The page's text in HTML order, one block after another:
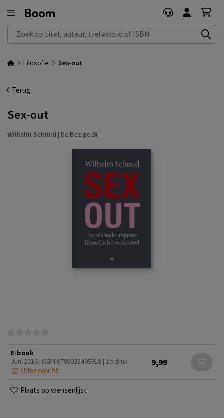
Zoek op titel, auteur, trefwoord of ISBN
Filosofie Sex-out
Terug
Sex-out
Wilhelm Schmid | De Bezige Bij
E-book
Juni 2016 | ISBN 9789023495918 | 1e druk
Uitverkocht
9,99
Plaats op wensenlijst